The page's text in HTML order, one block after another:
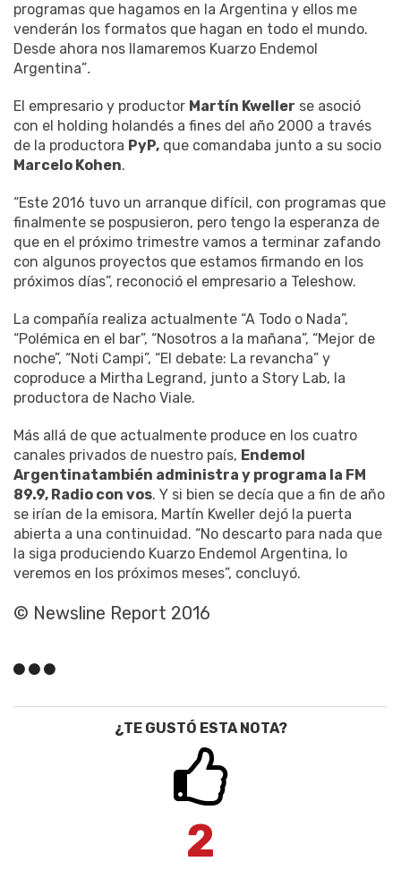
programas que hagamos en la Argentina y ellos me
venderán los formatos que hagan en todo el mundo.
Desde ahora nos llamaremos Kuarzo Endemol
Argentina”.
El empresario y productor Martín Kweller se asoció
con el holding holandés a fines del año 2000 a través
de la productora PyP, que comandaba junto a su socio
Marcelo Kohen.
“Este 2016 tuvo un arranque difícil, con programas que
finalmente se pospusieron, pero tengo la esperanza de
que en el próximo trimestre vamos a terminar zafando
con algunos proyectos que estamos firmando en los
próximos días”, reconoció el empresario a Teleshow.
La compañía realiza actualmente “A Todo o Nada”,
“Polémica en el bar”, “Nosotros a la mañana”, “Mejor de
noche”, “Noti Campi”, “El debate: La revancha” y
coproduce a Mirtha Legrand, junto a Story Lab, la
productora de Nacho Viale.
Más allá de que actualmente produce en los cuatro
canales privados de nuestro país, Endemol
Argentinatambién administra y programa la FM
89.9, Radio con vos. Y si bien se decía que a fin de año
se irían de la emisora, Martín Kweller dejó la puerta
abierta a una continuidad. “No descarto para nada que
la siga produciendo Kuarzo Endemol Argentina, lo
veremos en los próximos meses”, concluyó.
© Newsline Report 2016
¿TE GUSTÓ ESTA NOTA?
2